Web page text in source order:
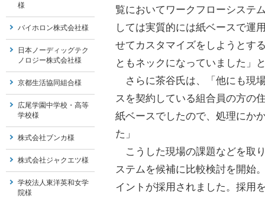
覧においてワークフローシステ
しては実質的には紙ベースで運
せてカスタマイズをしようとす
ともネックになっていました」
さらに茶谷氏は、「他にも現
スを契約している組合員の方の
紙ベースでしたので、処理にか
た」
こうした現場の課題などを取
ステムを候補に比較検討を開始
イントが採用されました。採用
様
バイホロン株式会社様
日本ノーディッグテク
ノロジー株式会社様
京都生活協同組合様
広尾学園中学校・高等
学校様
株式会社ブンカ様
株式会社ジャクエツ様
学校法人東洋英和女学
院様